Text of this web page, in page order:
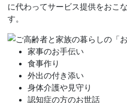
に代わってサービス提供をおこ
す。
家事のお手伝い
食事作り
外出の付き添い
身体介護や見守り
認知症の方のお世話